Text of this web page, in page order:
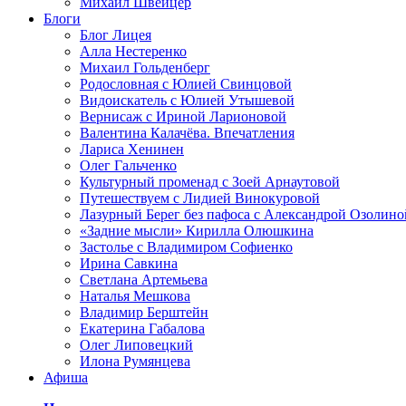
Блоги
Блог Лицея
Алла Нестеренко
Михаил Гольденберг
Родословная с Юлией Свинцовой
Видоискатель с Юлией Утышевой
Вернисаж с Ириной Ларионовой
Валентина Калачёва. Впечатления
Лариса Хенинен
Олег Гальченко
Культурный променад с Зоей Арнаутовой
Путешествуем с Лидией Винокуровой
Лазурный Берег без пафоса с Александрой
«Задние мысли» Кирилла Олюшкина
Застолье с Владимиром Софиенко
Ирина Савкина
Светлана Артемьева
Наталья Мешкова
Владимир Берштейн
Екатерина Габалова
Олег Липовецкий
Илона Румянцева
Афиша